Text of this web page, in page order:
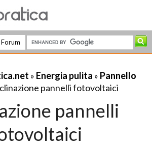
Forum
» Energia pulita » Pannello
pannelli fotovoltaici
pannelli